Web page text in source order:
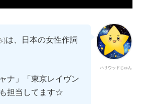
ハリウッドじゅん
)は、日本の女性作詞
ナ」「東京レイヴン
担当してます☆